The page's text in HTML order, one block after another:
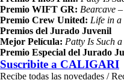
Premio WIFT GR: Bearcave
Premio Crew United: Life in a
Premios del Jurado Juvenil
Mejor Película: Patty Is Such
Premio Especial del Jurado
Suscribite a CALIGARI
Recibe todas las novedades /